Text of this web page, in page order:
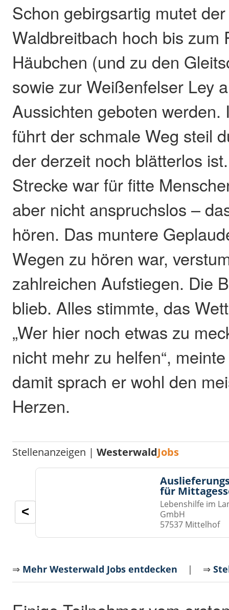
Schon gebirgsartig mutet
Waldbreitbach hoch bis zum
Häubchen (und zu den
sowie zur Weißenfelser Ley
Aussichten geboten werden.
führt der schmale Weg steil
der derzeit noch blätterlos
Strecke war für fitte
aber nicht anspruchslos –
hören. Das muntere
Wegen zu hören war,
zahlreichen Aufstiegen. Die
blieb. Alles stimmte, das
„Wer hier noch etwas zu
nicht mehr zu helfen“,
damit sprach er wohl den
Herzen.
Stellenanzeigen |WesterwaldJobs
für
Lebenshilfe im
GmbH
57537 Mittelhof
<
⇒ Mehr Westerwald Jobs entdecken | ⇒